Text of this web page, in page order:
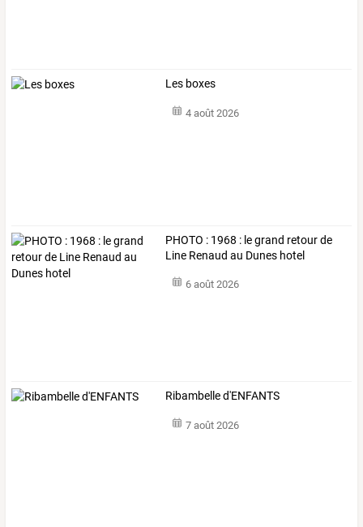
Les boxes
4 août 2026
PHOTO : 1968 : le grand retour de
Line Renaud au Dunes hotel
6 août 2026
Ribambelle d'ENFANTS
7 août 2026